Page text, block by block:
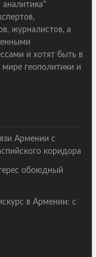
журналистов, а
и хотят быть в
геополитики и
Армении с
коридора
обоюдный
в Армении: с